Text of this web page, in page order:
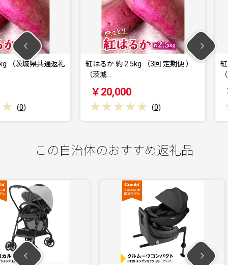
共通返礼
紅はるか 約 2.5kg （3回 定期便 ）
￥20,000
(0)
紅はるか
￥
この自治体のおすすめ返礼品